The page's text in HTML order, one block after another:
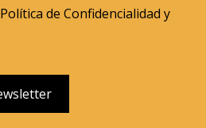
Política de Confidencialidad y